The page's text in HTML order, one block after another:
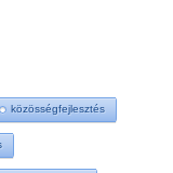
közösségfejlesztés